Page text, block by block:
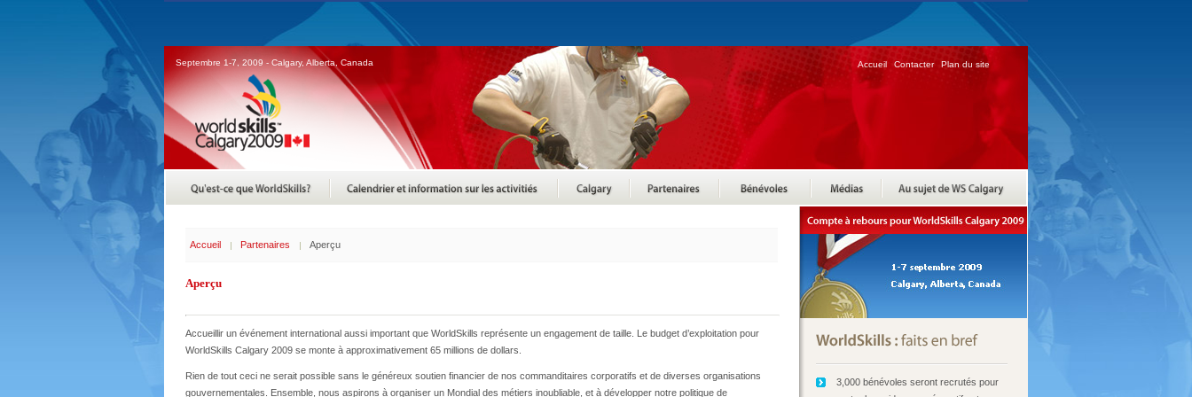
Septembre 1-7, 2009 - Calgary, Alberta, Canada Accueil Contacter Plan du site
Accueil Partenaires Aperçu
Aperçu
Accueillir un événement international aussi important que WorldSkills représente un engagement de taille. Le budget d’exploitation pour
WorldSkills Calgary 2009 se monte à approximativement 65 millions de dollars.
Rien de tout ceci ne serait possible sans le généreux soutien financier de nos commanditaires corporatifs et de diverses organisations
gouvernementales. Ensemble, nous aspirons à organiser un Mondial des métiers inoubliable, et à développer notre politique de
3,000 bénévoles seront recrutés pour